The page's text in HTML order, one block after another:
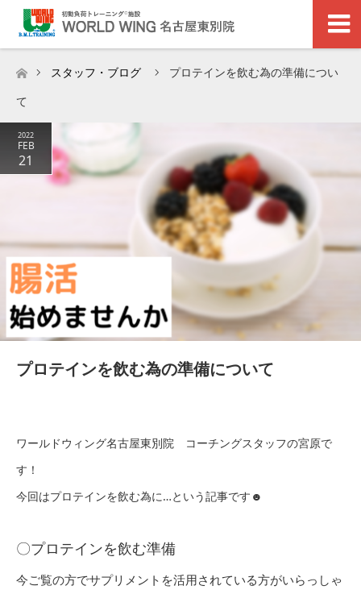
ホーム
スタッフ・ブログ
プロテインを飲む為の準備につい
て
2022
FEB
21
プロテインを飲む為の準備について
ワールドウィング名古屋東別院 コーチングスタッフの宮原で
す！
今回はプロテインを飲む為に…という記事です☻
〇プロテインを飲む準備
今ご覧の方でサプリメントを活用されている方がいらっしゃ